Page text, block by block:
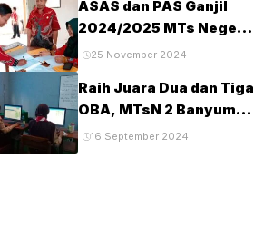
Tahun 2025
ASAS dan PAS Ganjil
2024/2025 MTs Negeri
2 Banyumas
Lancar
25 November 2024
Raih Juara Dua dan Tiga
OBA, MTsN 2 Banyumas
Lanjut Tingkat Provinsi
16 September 2024